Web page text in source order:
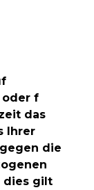
oder f
das
Ihrer
die
dies gilt